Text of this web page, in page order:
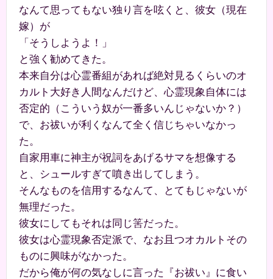
なんて思ってもない独り言を呟くと、彼女（現在
嫁）が
「そうしようよ！」
と強く勧めてきた。
本来自分は心霊番組があれば絶対見るくらいのオ
カルト大好き人間なんだけど、心霊現象自体には
否定的（こういう奴が一番多いんじゃないか？）
で、お祓いが利くなんて全く信じちゃいなかっ
た。
自家用車に神主が祝詞をあげるサマを想像する
と、シュールすぎて噴き出してしまう。
そんなものを信用するなんて、とてもじゃないが
無理だった。
彼女にしてもそれは同じ筈だった。
彼女は心霊現象否定派で、なお且つオカルトその
ものに興味がなかった。
だから俺が何の気なしに言った『お祓い』に食い